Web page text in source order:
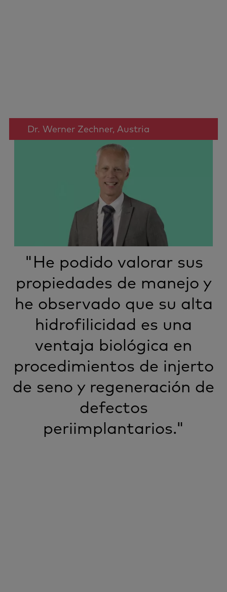
"He podido valorar sus
propiedades de manejo y
he observado que su alta
hidrofilicidad es una
ventaja biológica en
procedimientos de injerto
de seno y regeneración de
defectos
periimplantarios."
Dr. Werner Zechner, Austria